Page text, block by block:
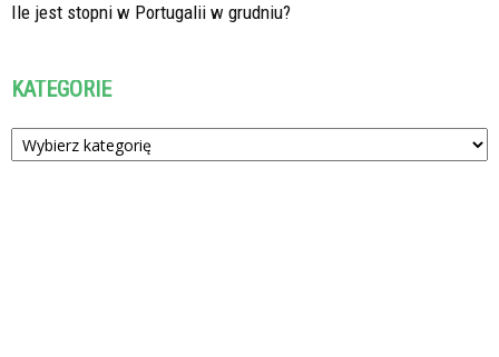
Ile jest stopni w Portugalii w grudniu?
KATEGORIE
Kategorie